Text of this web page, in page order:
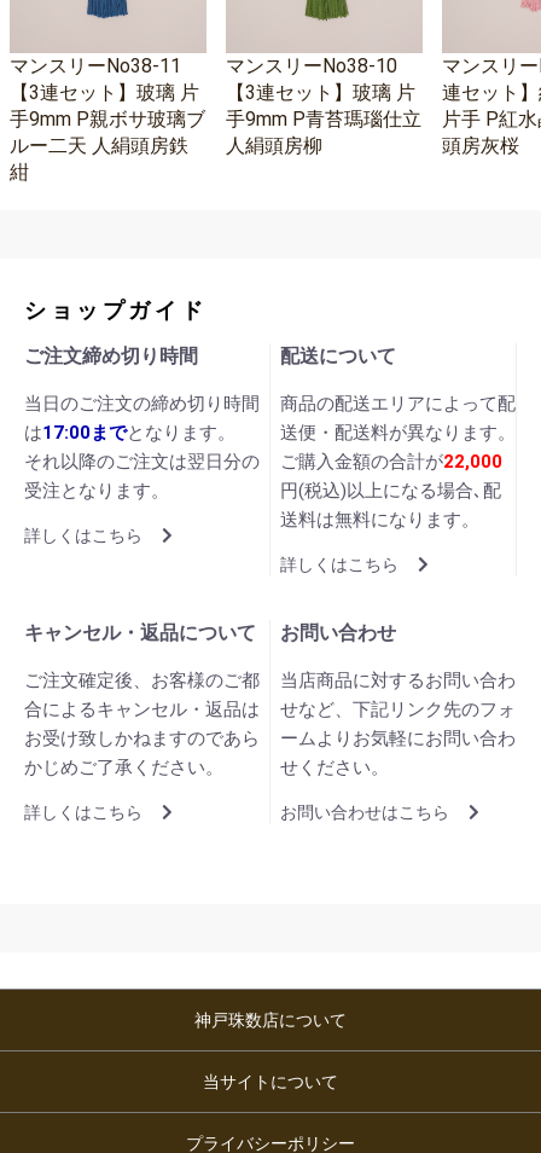
マンスリーNo38-11
【3連セット】玻璃 片
手9mm P親ボサ玻璃ブ
ルー二天 人絹頭房鉄
紺
マンスリーNo38-10
【3連セット】玻璃 片
手9mm P青苔瑪瑙仕立
人絹頭房柳
マンスリ
連セット
片手 P紅
頭房灰桜
ショップガイド
ご注文締め切り時間
当日のご注文の締め切り時間
は17:00までとなります。
それ以降のご注文は翌日分の
受注となります。
詳しくはこちら
配送について
商品の配送エリアによって配
送便・配送料が異なります。
ご購入金額の合計が22,000
円(税込)以上になる場合､配
送料は無料になります。
詳しくはこちら
キャンセル・返品について
ご注文確定後、お客様のご都
合によるキャンセル・返品は
お受け致しかねますのであら
かじめご了承ください。
詳しくはこちら
お問い合わせ
当店商品に対するお問い合わ
せなど、下記リンク先のフォ
ームよりお気軽にお問い合わ
せください。
お問い合わせはこちら
神戸珠数店について
当サイトについて
プライバシーポリシー